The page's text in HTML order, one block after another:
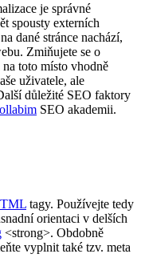
je správné
spousty externích
dané stránce nachází,
Zmiňujete se o
toto místo vhodně
uživatele, ale
důležité SEO faktory
SEO akademii.
tagy. Používejte tedy
orientaci v delších
<strong>. Obdobně
vyplnit také tzv. meta